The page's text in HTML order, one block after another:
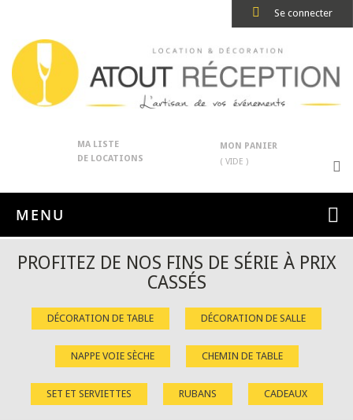
Se connecter
MA LISTE
DE LOCATIONS
MON PANIER
( VIDE )
MENU
PROFITEZ DE NOS FINS DE SÉRIE À PRIX
CASSÉS
DÉCORATION DE TABLE DÉCORATION DE SALLE
NAPPE VOIE SÈCHE CHEMIN DE TABLE
SET ET SERVIETTES RUBANS CADEAUX